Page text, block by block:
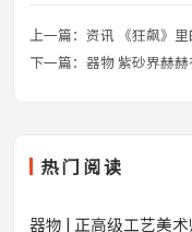
上一篇： 资讯 《狂飙》里的
下一篇： 器物 紫砂界赫赫有名的“
热门阅读
器物 | 正高级工艺美